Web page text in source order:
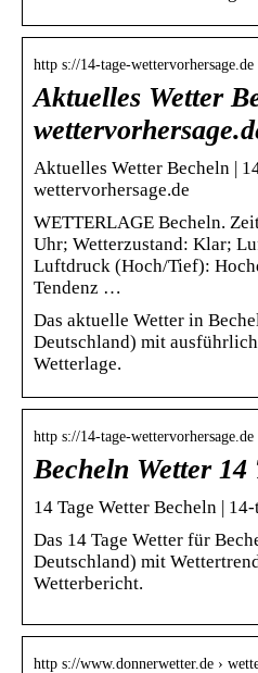
http s://14-tage-
Aktuelles Wetter
Aktuelles Wetter Becheln |
wettervorhersage.de
WETTERLAGE Becheln.
Uhr; Wetterzustand: Klar;
Luftdruck (Hoch/Tief):
Tendenz …
Das aktuelle Wetter in
Deutschland) mit
Wetterlage.
http s://14-tage-
Becheln Wetter 14
14 Tage Wetter Becheln |
Das 14 Tage Wetter für
Deutschland) mit
Wetterbericht.
http s://www.donnerwetter.de ›